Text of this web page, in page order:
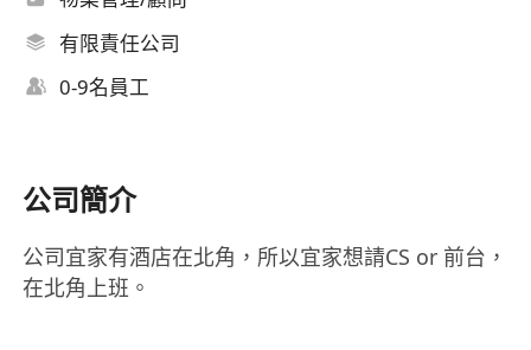
有限責任公司
0-9名員工
公司簡介
公司宜家有酒店在北角，所以宜家想請CS or 前台，
在北角上班。